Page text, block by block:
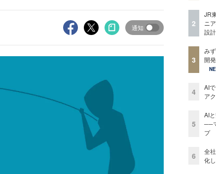
通知 2
JR
ニ
設計
3
み
開
4
AI
ア
5
AI
──
プ
6
全
化